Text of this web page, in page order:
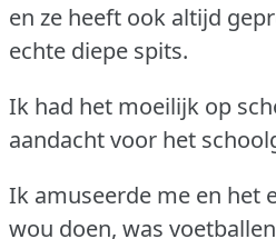
en ze heeft ook altijd
echte diepe spits.
Ik had het moeilijk op
aandacht voor het
Ik amuseerde me en het
wou doen, was